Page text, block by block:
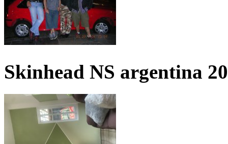
Skinhead NS argentina